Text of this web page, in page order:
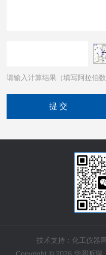
请输入计算结果（填写阿拉伯
技术支持： 化工仪器网